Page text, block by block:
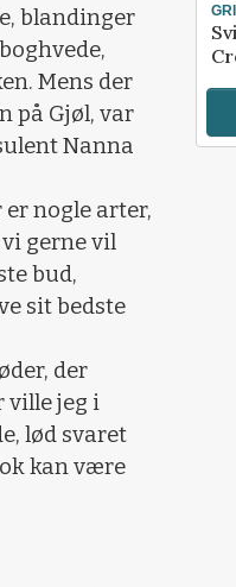
blandinger
Mens der
på Gjøl, var
Nanna
nogle arter,
gerne vil
bud,
sit bedste
der
ville jeg i
lød svaret
kan være